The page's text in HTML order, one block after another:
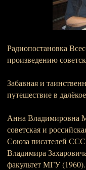
Радиопостановка
произведению
Забавная и
путешествие в
Анна Владимировна
советская и
Союза писателей
Владимира
факультет МГУ